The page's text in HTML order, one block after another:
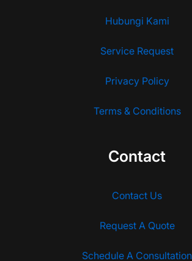
Hubungi Kami
Service Request
Privacy Policy
Terms & Conditions
Contact
Contact Us
Request A Quote
Schedule A Consultation